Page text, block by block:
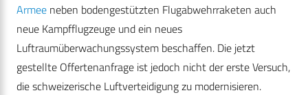
Armee neben bodengestützten Flugabwehrraketen auch
neue Kampfflugzeuge und ein neues
Luftraumüberwachungssystem beschaffen. Die jetzt
gestellte Offertenanfrage ist jedoch nicht der erste Versuch,
die schweizerische Luftverteidigung zu modernisieren.